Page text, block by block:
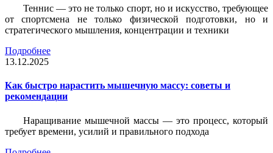
Теннис — это не только спорт, но и искусство, требующее
от спортсмена не только физической подготовки, но и
стратегического мышления, концентрации и техники
Подробнее
13.12.2025
Как быстро нарастить мышечную массу: советы и
рекомендации
Наращивание мышечной массы — это процесс, который
требует времени, усилий и правильного подхода